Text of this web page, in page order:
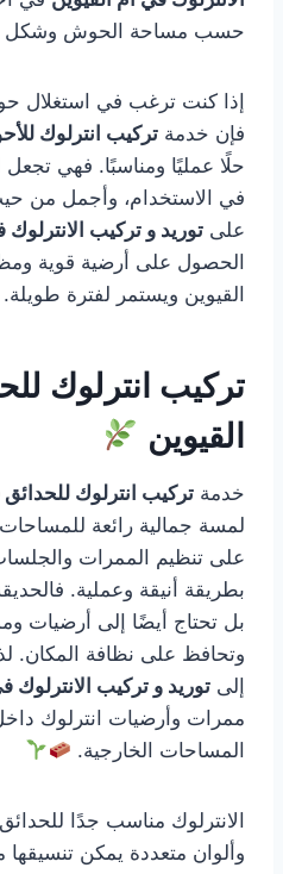
حسب مساحة الحوش وشكل
إذا كنت ترغب في
فإن خدمة تركيب انترلوك
حلًا عمليًا ومناسبًا. فهي
في الاستخدام، وأجمل من
على توريد و تركيب
الحصول على أرضية قوية
القيوين ويستمر لفترة طويلة.
تركيب انترلوك
القيوين
خدمة تركيب انترلوك
لمسة جمالية رائعة للمساحات
على تنظيم الممرات
بطريقة أنيقة وعملية.
بل تحتاج أيضًا إلى أرضيات
وتحافظ على نظافة المكان.
إلى توريد و تركيب الانترلوك
ممرات وأرضيات انترلوك
المساحات الخارجية.
الانترلوك مناسب جدًا
وألوان متعددة يمكن تنسيقها